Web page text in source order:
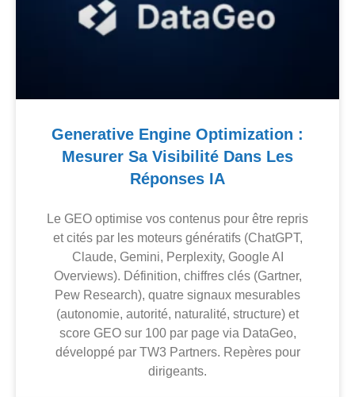
Generative Engine Optimization :
Mesurer Sa Visibilité Dans Les
Réponses IA
Le GEO optimise vos contenus pour être repris
et cités par les moteurs génératifs (ChatGPT,
Claude, Gemini, Perplexity, Google AI
Overviews). Définition, chiffres clés (Gartner,
Pew Research), quatre signaux mesurables
(autonomie, autorité, naturalité, structure) et
score GEO sur 100 par page via DataGeo,
développé par TW3 Partners. Repères pour
dirigeants.